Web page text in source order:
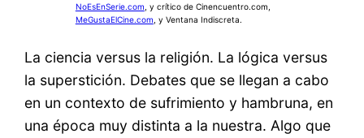
NoEsEnSerie.com , y crítico de Cinencuentro.com,
MeGustaElCine.com , y Ventana Indiscreta.
La ciencia versus la religión. La lógica versus
la superstición. Debates que se llegan a cabo
en un contexto de sufrimiento y hambruna, en
una época muy distinta a la nuestra. Algo que